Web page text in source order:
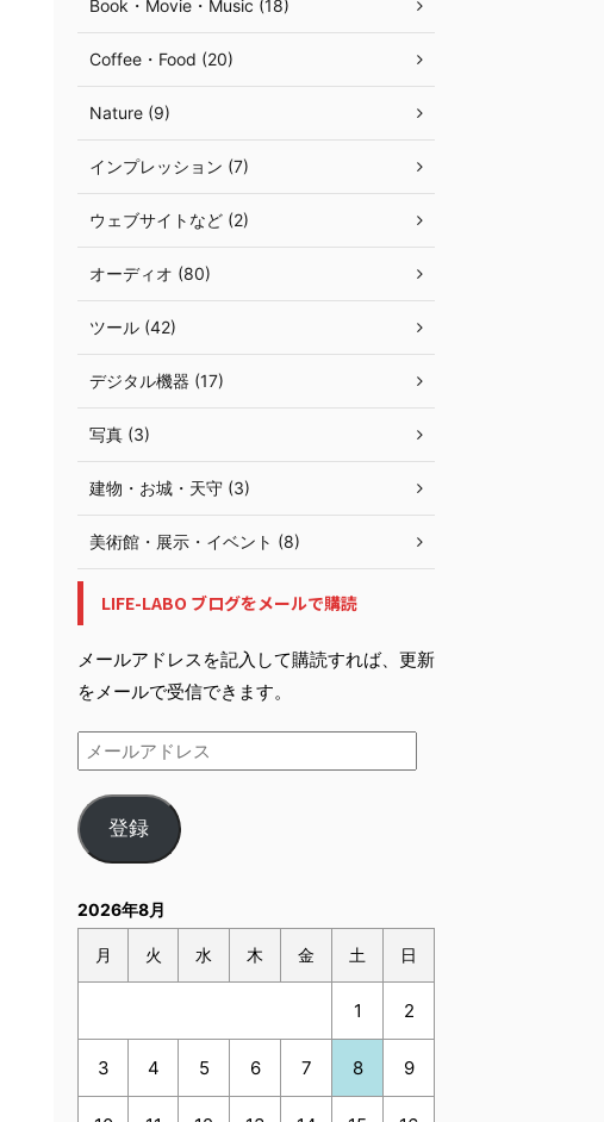
Book・Movie・Music (18)
Coffee・Food (20)
Nature (9)
インプレッション (7)
ウェブサイトなど (2)
オーディオ (80)
ツール (42)
デジタル機器 (17)
写真 (3)
建物・お城・天守 (3)
美術館・展示・イベント (8)
LIFE-LABO ブログをメールで購読
メールアドレスを記入して購読すれば、更新
をメールで受信できます。
登録
2026年8月
月 火 水 木 金 土 日
1 2
3 4 5 6 7 8 9